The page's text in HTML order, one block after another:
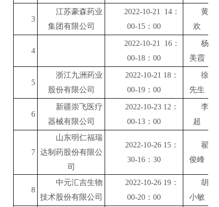
3
江苏豪森药业
集团有限公司
2022-10-21 14：
00-15 ：00
黄
欢
4
2022-10-21 16：
00-18 ：00
杨
美霞
5
浙江九洲药业
股份有限公司
2022-10-21 18：
00-19 ：00
徐
先生
6
新疆崇飞医疗
器械有限公司
2022-10-23 12 ：
00-13 ：00
李
超
7
山东明仁福瑞
达制药股份有限公
司
2022-10-26 15：
30-16 ：30
翟
俊峰
8
中元汇吉生物
技术股份有限公司
2022-10-26 19：
00-20 ：00
胡
小敏